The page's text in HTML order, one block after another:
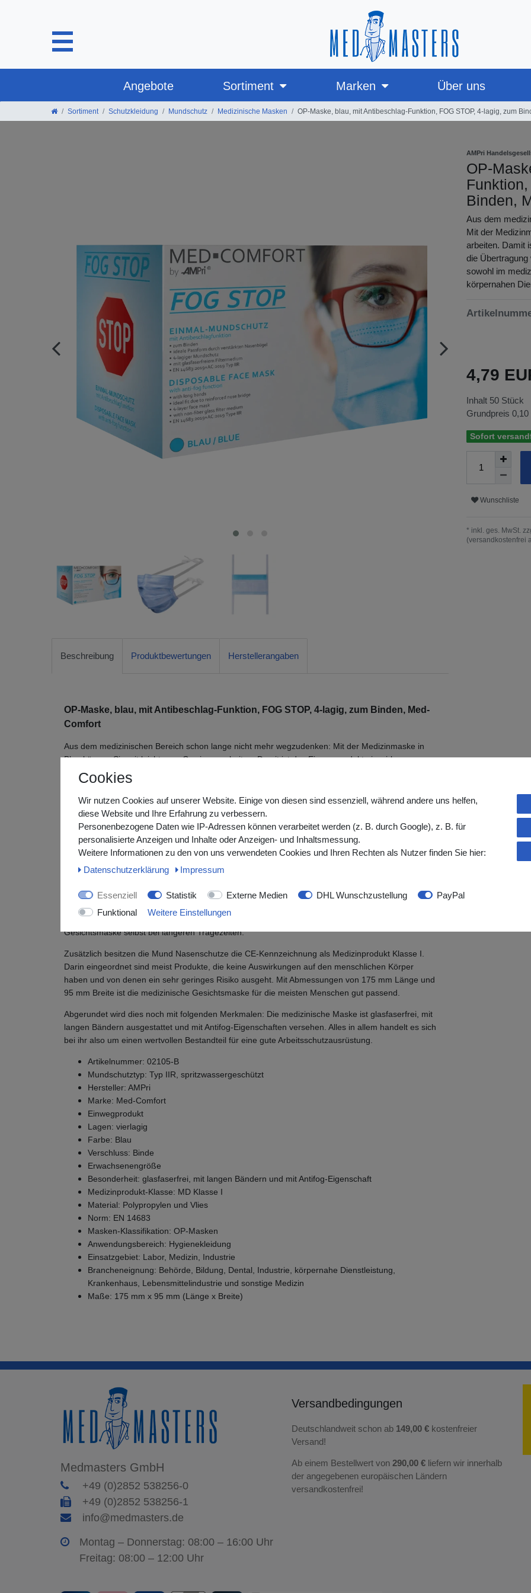
Angebote Sortiment Marken Über uns
Sortiment Schutzkleidung Mundschutz Medizinische Masken OP-Maske, blau, mit Antibeschlag-Funktion, FOG STOP, 4-lagig, zum
AMPri
OP-
Binden,
Aus dem
Mit der
arbeiten. Damit
die
sowohl im
körpernahen
4,79
Inhalt 50 Stück
Grundpreis 0,10
Sofort
Wunschliste
* inkl. ges. MwSt.
(versandkostenfrei
Beschreibung Produktbewertungen Herstellerangaben
OP-Maske, blau, mit Antibeschlag-Funktion, FOG STOP, 4-lagig, zum Binden, Med-
Comfort
Aus dem medizinischen Bereich schon lange nicht mehr wegzudenken: Mit der Medizinmaske in
Blau können Sie mit leichterem Gewissen arbeiten. Damit ist das Einwegprodukt ein wirksames
Werkzeug, das die Übertragung von Krankheiten deutlich erschweren kann und wird sowohl im
medizinischen Bereich als auch in der Gastronomie oder bei körpernahen Dienstleistungen
eingesetzt. Bei dieser medizinischen Schutzmaske handelt es sich um eine OP-Maske, die für den
Einsatz im Operationsumfeld vorgesehen ist. Insgesamt erfüllt das Produkt hiermit die
europäische Norm EN 14683. Das Utensil kann in mehreren Branchen eingesetzt werden: Es ist
sowohl für Behörden, in Bildungseinrichtungen, im Dentalbereich, in der Industrie, für körpernahe
Dienstleistungen, für den Krankenhauseinsatz, für die Lebensmittelindustrie als auch in anderen
Mit dem Materialmix Polypropylen und Vlies wird eine optimale Filterleistung sichergestellt, bei der
auch der Tragekomfort nicht zu kurz kommt. Auf diese Weise besteht der Schutz der medizinischen
Gesichtsmaske selbst bei längeren Tragezeiten.
Zusätzlich besitzen die Mund Nasenschutze die CE-Kennzeichnung als Medizinprodukt Klasse I.
Darin eingeordnet sind meist Produkte, die keine Auswirkungen auf den menschlichen Körper
haben und von denen ein sehr geringes Risiko ausgeht. Mit Abmessungen von 175 mm Länge und
95 mm Breite ist die medizinische Gesichtsmaske für die meisten Menschen gut passend.
Abgerundet wird dies noch mit folgenden Merkmalen: Die medizinische Maske ist glasfaserfrei, mit
langen Bändern ausgestattet und mit Antifog-Eigenschaften versehen. Alles in allem handelt es sich
bei ihr also um einen wertvollen Bestandteil für eine gute Arbeitsschutzausrüstung.
Artikelnummer: 02105-B
Mundschutztyp: Typ IIR, spritzwassergeschützt
Hersteller: AMPri
Marke: Med-Comfort
Einwegprodukt
Lagen: vierlagig
Farbe: Blau
Verschluss: Binde
Erwachsenengröße
Besonderheit: glasfaserfrei, mit langen Bändern und mit Antifog-Eigenschaft
Medizinprodukt-Klasse: MD Klasse I
Material: Polypropylen und Vlies
Norm: EN 14683
Masken-Klassifikation: OP-Masken
Anwendungsbereich: Hygienekleidung
Einsatzgebiet: Labor, Medizin, Industrie
Brancheneignung: Behörde, Bildung, Dental, Industrie, körpernahe Dienstleistung,
Krankenhaus, Lebensmittelindustrie und sonstige Medizin
Maße: 175 mm x 95 mm (Länge x Breite)
Medmasters GmbH
+49 (0)2852 538256-0
+49 (0)2852 538256-1
info@medmasters.de
Montag – Donnerstag: 08:00 – 16:00 Uhr
Freitag: 08:00 – 12:00 Uhr
Versandbedingungen
Deutschlandweit schon ab 149,00 € kostenfreier
Versand!
Ab einem Bestellwert von 290,00 € liefern wir innerhalb
der angegebenen europäischen Ländern
versandkostenfrei!
Cookies
Wir nutzen Cookies auf unserer Website. Einige von diesen sind essenziell, während andere uns helfen,
diese Website und Ihre Erfahrung zu verbessern.
Personenbezogene Daten wie IP-Adressen können verarbeitet werden (z. B. durch Google), z. B. für
personalisierte Anzeigen und Inhalte oder Anzeigen- und Inhaltsmessung.
Weitere Informationen zu den von uns verwendeten Cookies und Ihren Rechten als Nutzer finden Sie hier:
Daten­schutz­erklärung
Impressum
Essenziell Statistik Externe Medien DHL Wunschzustellung
PayPal
Funktional
Weitere Einstellungen